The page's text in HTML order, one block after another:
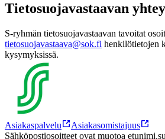
Tietosuojavastaavan
S-ryhmän tietosuojavastaavan tavoitat
tietosuojavastaava@sok.fi henkilötietojen
kysymyksissä.
Asiakaspalvelu
Asiakasomistajuus
Sähköpostiosoitteet ovat muotoa